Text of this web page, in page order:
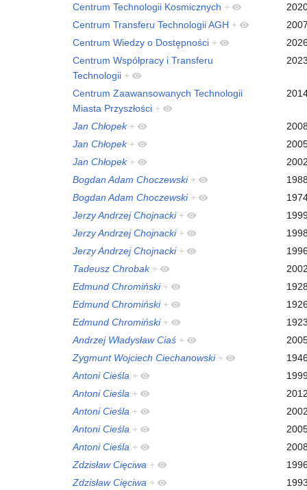
Centrum Technologii Kosmicznych +
Centrum Transferu Technologii AGH +
Centrum Wiedzy o Dostępności +
Centrum Współpracy i Transferu
Technologii +
Centrum Zaawansowanych Technologii
Miasta Przyszłości +
Jan Chłopek +
Jan Chłopek +
Jan Chłopek +
Bogdan Adam Choczewski +
Bogdan Adam Choczewski +
Jerzy Andrzej Chojnacki +
Jerzy Andrzej Chojnacki +
Jerzy Andrzej Chojnacki +
Tadeusz Chrobak +
Edmund Chromiński +
Edmund Chromiński +
Edmund Chromiński +
Andrzej Władysław Ciaś +
Zygmunt Wojciech Ciechanowski +
Antoni Cieśla +
Antoni Cieśla +
Antoni Cieśla +
Antoni Cieśla +
Antoni Cieśla +
Zdzisław Cięciwa +
Zdzisław Cięciwa +